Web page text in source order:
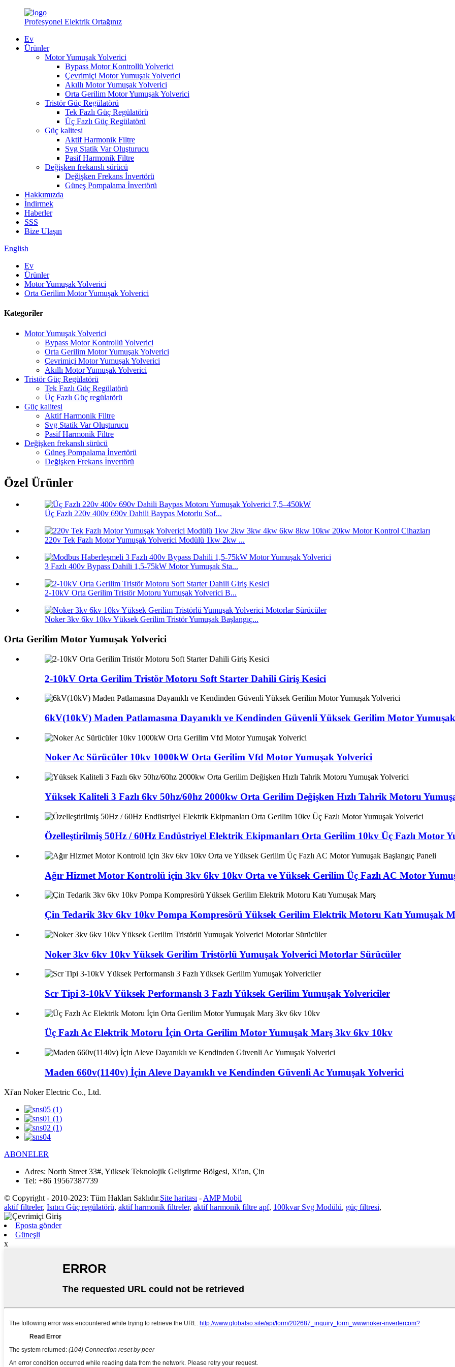
Profesyonel Elektrik Ortağınız
Ev
Ürünler
Motor Yumuşak Yolverici
Bypass Motor Kontrollü Yolverici
Çevrimiçi Motor Yumuşak Yolverici
Akıllı Motor Yumuşak Yolverici
Orta Gerilim Motor Yumuşak Yolverici
Tristör Güç Regülatörü
Tek Fazlı Güç Regülatörü
Üç Fazlı Güç Regülatörü
Güç kalitesi
Aktif Harmonik Filtre
Svg Statik Var Oluşturucu
Pasif Harmonik Filtre
Değişken frekanslı sürücü
Değişken Frekans İnvertörü
Güneş Pompalama İnvertörü
Hakkımızda
İndirmek
Haberler
SSS
Bize Ulaşın
English
Ev
Ürünler
Motor Yumuşak Yolverici
Orta Gerilim Motor Yumuşak Yolverici
Kategoriler
Motor Yumuşak Yolverici
Bypass Motor Kontrollü Yolverici
Orta Gerilim Motor Yumuşak Yolverici
Çevrimiçi Motor Yumuşak Yolverici
Akıllı Motor Yumuşak Yolverici
Tristör Güç Regülatörü
Tek Fazlı Güç Regülatörü
Üç Fazlı Güç regülatörü
Güç kalitesi
Aktif Harmonik Filtre
Svg Statik Var Oluşturucu
Pasif Harmonik Filtre
Değişken frekanslı sürücü
Güneş Pompalama İnvertörü
Değişken Frekans İnvertörü
Özel Ürünler
Üç Fazlı 220v 400v 690v Dahili Baypas Motorlu Sof...
220v Tek Fazlı Motor Yumuşak Yolverici Modülü 1kw 2kw ...
3 Fazlı 400v Bypass Dahili 1,5-75kW Motor Yumuşak Sta...
2-10kV Orta Gerilim Tristör Motoru Yumuşak Yolverici B...
Noker 3kv 6kv 10kv Yüksek Gerilim Tristör Yumuşak Başlangıç...
Orta Gerilim Motor Yumuşak Yolverici
2-10kV Orta Gerilim Tristör Motoru Soft Starter Dahili Giriş Kesici
6kV(10kV) Maden Patlamasına Dayanıklı ve Kendinden Güvenli Yüksek Gerilim Motor
Noker Ac Sürücüler 10kv 1000kW Orta Gerilim Vfd Motor Yumuşak Yolverici
Yüksek Kaliteli 3 Fazlı 6kv 50hz/60hz 2000kw Orta Gerilim Değişken Hızlı Tahrik Motoru
Özelleştirilmiş 50Hz / 60Hz Endüstriyel Elektrik Ekipmanları Orta Gerilim 10kv Üç Fazlı Motor
Ağır Hizmet Motor Kontrolü için 3kv 6kv 10kv Orta ve Yüksek Gerilim Üç Fazlı AC Motor
Çin Tedarik 3kv 6kv 10kv Pompa Kompresörü Yüksek Gerilim Elektrik Motoru Katı Yumuşak
Noker 3kv 6kv 10kv Yüksek Gerilim Tristörlü Yumuşak Yolverici Motorlar Sürücüler
Scr Tipi 3-10kV Yüksek Performanslı 3 Fazlı Yüksek Gerilim Yumuşak Yolvericiler
Üç Fazlı Ac Elektrik Motoru İçin Orta Gerilim Motor Yumuşak Marş 3kv 6kv 10kv
Maden 660v(1140v) İçin Aleve Dayanıklı ve Kendinden Güvenli Ac Yumuşak Yolverici
Xi'an Noker Electric Co., Ltd.
ABONELER
Adres: North Street 33#, Yüksek Teknolojik Geliştirme Bölgesi, Xi'an, Çin
Tel: +86 19567387739
© Copyright - 2010-2023: Tüm Hakları Saklıdır.Site haritası - AMP Mobil
aktif filtreler, Isıtıcı Güç regülatörü, aktif harmonik filtreler, aktif harmonik filtre apf, 100kvar Svg Modülü, güç filtresi,
Eposta gönder
Güneşli
x